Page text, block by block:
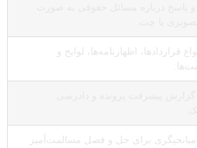
قراردادها، اظهارنامه‌ها، لوایح و
برای حل و فصل مسالمت‌آمیز